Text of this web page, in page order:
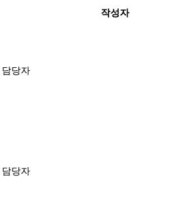
작성자
담당자
담당자